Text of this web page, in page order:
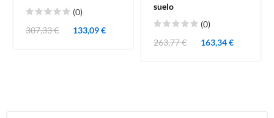
(0)
307,33 €
133,09 €
suelo
(0)
263,77 €
163,34 €